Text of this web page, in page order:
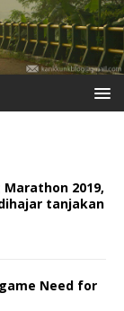
Marathon 2019,
tanjakan
Need for